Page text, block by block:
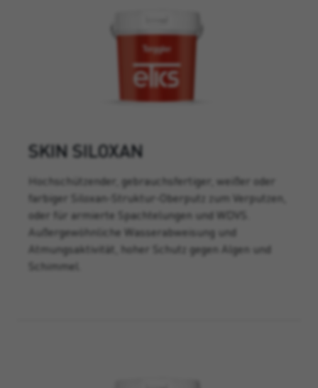
SKIN SILOXAN
Hochschützender, gebrauchsfertiger, weißer oder
farbiger Siloxan-Struktur-Oberputz zum Verputzen,
oder für armierte Spachtelungen und WDVS.
Außergewöhnliche Wasserabweisung und
Atmungsaktivität, hoher Schutz gegen Algen und
Schimmel.